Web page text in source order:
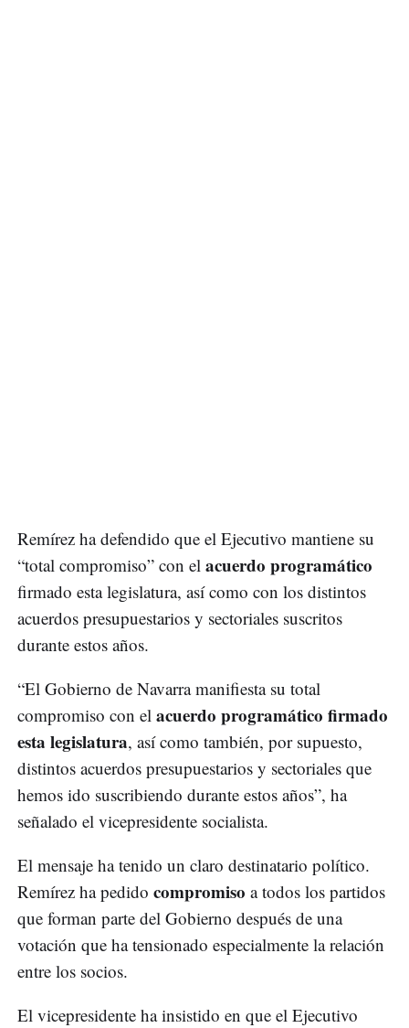
Remírez ha defendido que el Ejecutivo mantiene su
“total compromiso” con el acuerdo programático
firmado esta legislatura, así como con los distintos
acuerdos presupuestarios y sectoriales suscritos
durante estos años.
“El Gobierno de Navarra manifiesta su total
compromiso con el acuerdo programático firmado
esta legislatura, así como también, por supuesto,
distintos acuerdos presupuestarios y sectoriales que
hemos ido suscribiendo durante estos años”, ha
señalado el vicepresidente socialista.
El mensaje ha tenido un claro destinatario político.
Remírez ha pedido compromiso a todos los partidos
que forman parte del Gobierno después de una
votación que ha tensionado especialmente la relación
entre los socios.
El vicepresidente ha insistido en que el Ejecutivo